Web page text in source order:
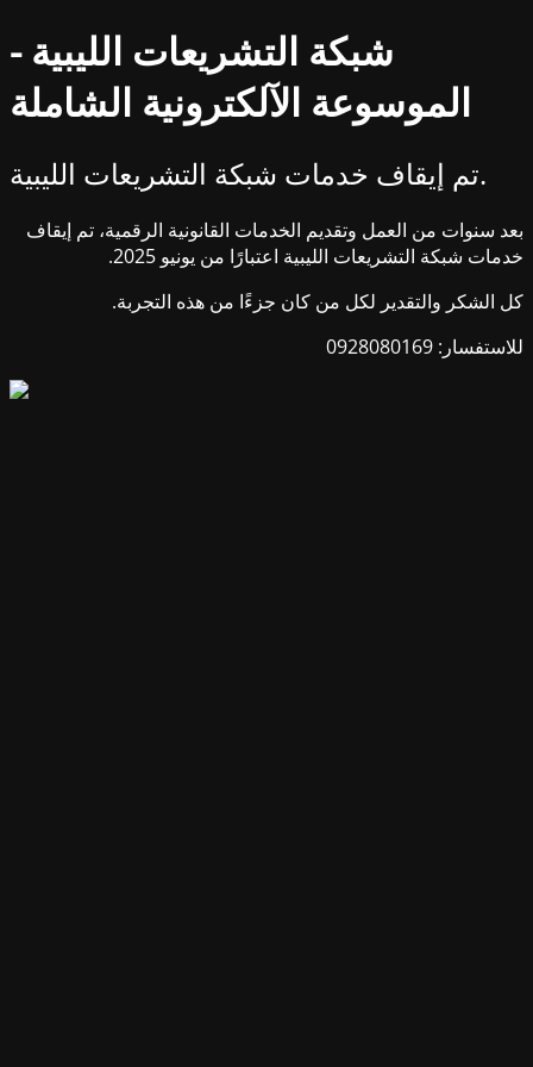
شبكة التشريعات الليبية -
الموسوعة الآلكترونية الشاملة
تم إيقاف خدمات شبكة التشريعات الليبية.
بعد سنوات من العمل وتقديم الخدمات القانونية الرقمية، تم إيقاف
خدمات شبكة التشريعات الليبية اعتبارًا من يونيو 2025.
كل الشكر والتقدير لكل من كان جزءًا من هذه التجربة.
للاستفسار: 0928080169